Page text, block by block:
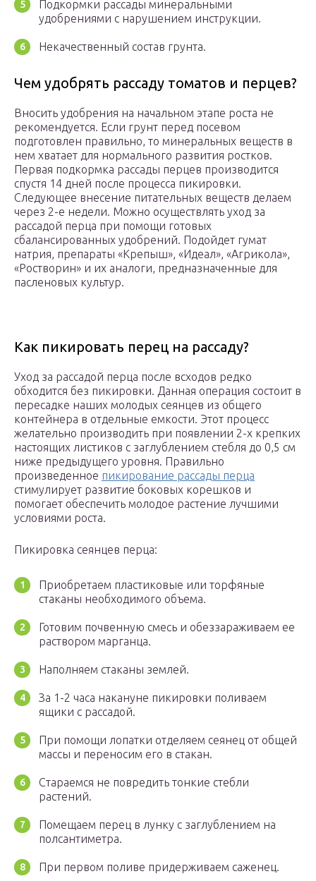
Подкормки рассады минеральными
удобрениями с нарушением инструкции.
Некачественный состав грунта.
Чем удобрять рассаду томатов и перцев?
Вносить удобрения на начальном этапе роста не
рекомендуется. Если грунт перед посевом
подготовлен правильно, то минеральных веществ в
нем хватает для нормального развития ростков.
Первая подкормка рассады перцев производится
спустя 14 дней после процесса пикировки.
Следующее внесение питательных веществ делаем
через 2-е недели. Можно осуществлять уход за
рассадой перца при помощи готовых
сбалансированных удобрений. Подойдет гумат
натрия, препараты «Крепыш», «Идеал», «Агрикола»,
«Ростворин» и их аналоги, предназначенные для
пасленовых культур.
Как пикировать перец на рассаду?
Уход за рассадой перца после всходов редко
обходится без пикировки. Данная операция состоит в
пересадке наших молодых сеянцев из общего
контейнера в отдельные емкости. Этот процесс
желательно производить при появлении 2-х крепких
настоящих листиков с заглублением стебля до 0,5 см
ниже предыдущего уровня. Правильно
произведенное пикирование рассады перца
стимулирует развитие боковых корешков и
помогает обеспечить молодое растение лучшими
условиями роста.
Пикировка сеянцев перца:
Приобретаем пластиковые или торфяные
стаканы необходимого объема.
Готовим почвенную смесь и обеззараживаем ее
раствором марганца.
Наполняем стаканы землей.
За 1-2 часа накануне пикировки поливаем
ящики с рассадой.
При помощи лопатки отделяем сеянец от общей
массы и переносим его в стакан.
Стараемся не повредить тонкие стебли
растений.
Помещаем перец в лунку с заглублением на
полсантиметра.
При первом поливе придерживаем саженец.